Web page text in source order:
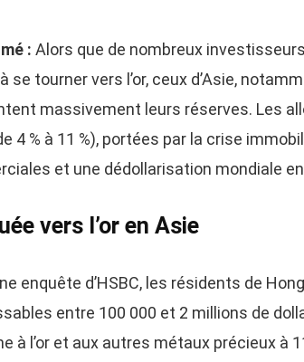
: Alors que de nombreux
se tourner vers l’or, ceux d’Asie,
massivement leurs réserves. Les
4 % à 11 %), portées par la crise
et une dédollarisation mondiale
vers l’or en Asie
enquête d’HSBC, les résidents de
entre 100 000 et 2 millions de
à l’or et aux autres métaux précieux à